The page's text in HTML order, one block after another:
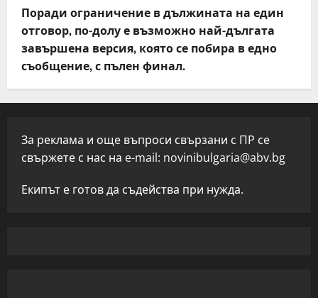
Поради ограничение в дължината на един
отговор, по-долу е възможно най-дългата
завършена версия, която се побира в едно
съобщение, с пълен финал.
За реклама и още въпроси свързани с ПР се
свържете с нас на e-mail: novinibulgaria@abv.bg
Екипът е готов да съдейства при нужда.